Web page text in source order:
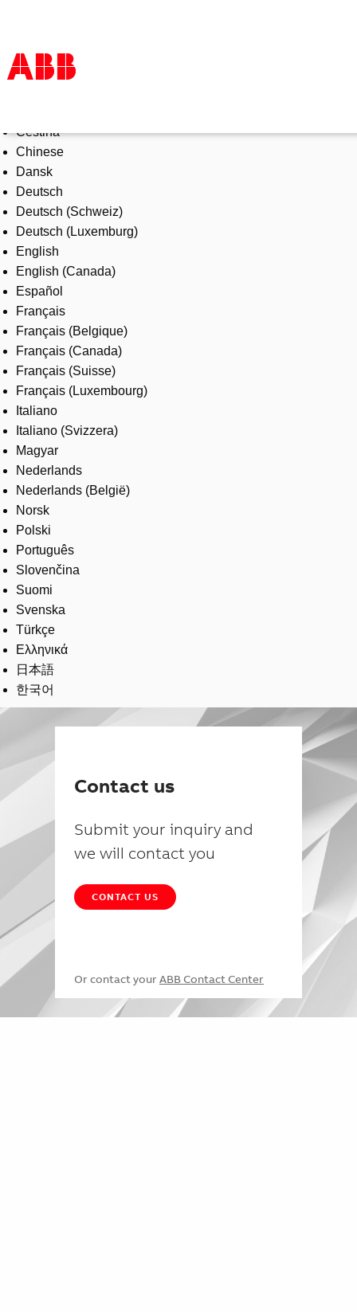
Products & Solutions
Industries
Services
About us
Where to buy
Contact us
Careers
Čeština
Chinese
Dansk
Deutsch
Deutsch (Schweiz)
Deutsch (Luxemburg)
English
English (Canada)
Español
Français
Français (Belgique)
Français (Canada)
Français (Suisse)
Français (Luxembourg)
Italiano
Italiano (Svizzera)
Magyar
Nederlands
Nederlands (België)
Norsk
Polski
Português
Slovenčina
Suomi
Svenska
Türkçe
Ελληνικά
日本語
한국어
Contact us
Submit your inquiry and
we will contact you
CONTACT US
Or contact your ABB Contact Center